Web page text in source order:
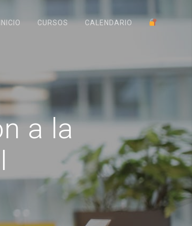
INICIO CURSOS CALENDARIO
a la